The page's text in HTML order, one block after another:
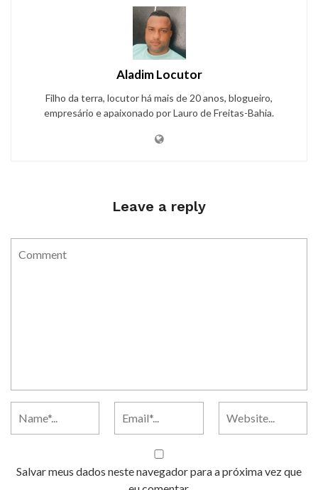
Aladim Locutor
Filho da terra, locutor há mais de 20 anos, blogueiro,
empresário e apaixonado por Lauro de Freitas-Bahia.
Leave a reply
Salvar meus dados neste navegador para a próxima vez que